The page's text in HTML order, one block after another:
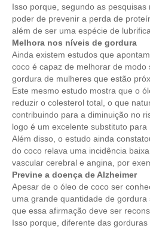
Isso porque, segundo as
poder de prevenir a perda de
além de ser uma espécie de
Melhora nos níveis de gordura
Ainda existem estudos que
coco é capaz de melhorar de modo
gordura de mulheres que estão
Este mesmo estudo mostra que o
reduzir o colesterol total, o que
contribuindo para a diminuição no
logo é um excelente substituto para
Além disso, o estudo ainda
do coco relava uma incidência
vascular cerebral e angina, por
Previne a doença de Alzheimer
Apesar de o óleo de coco ser
uma grande quantidade de
que essa afirmação deve ser
Isso porque, diferente das